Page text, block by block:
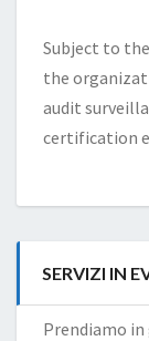
Subject to
the
audit
certification
SERVIZI IN
Prendiamo